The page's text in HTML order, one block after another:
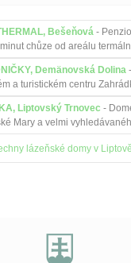
Bešeňová -
chůze od areálu
Demänovská Dolina
a turistickém centru
na terase u
Liptovský Trnovec -
Mary a velmi
lázeňské domy v Liptově